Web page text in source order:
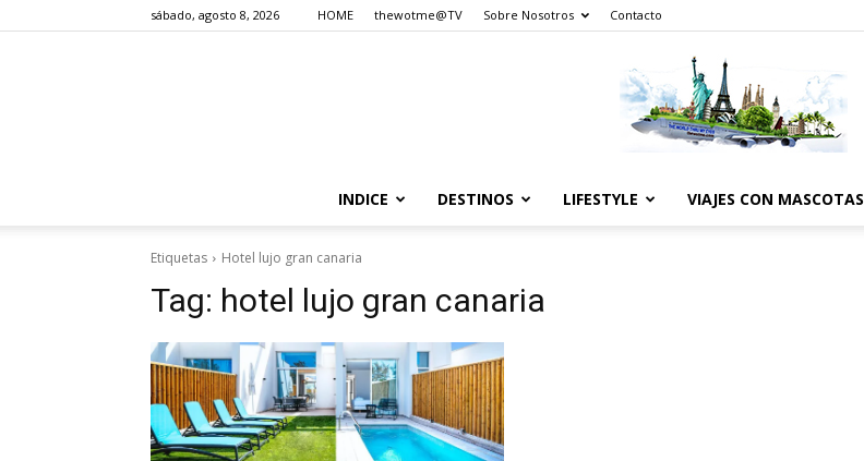
sábado, agosto 8, 2026 HOME thewotme@TV Sobre Nosotros Contacto
INDICE DESTINOS LIFESTYLE VIAJES CON MASCOTAS
Etiquetas Hotel lujo gran canaria
Tag: hotel lujo gran canaria